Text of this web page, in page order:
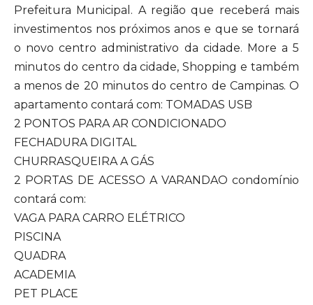
Prefeitura Municipal. A região que receberá mais
investimentos nos próximos anos e que se tornará
o novo centro administrativo da cidade. More a 5
minutos do centro da cidade, Shopping e também
a menos de 20 minutos do centro de Campinas. O
apartamento contará com: TOMADAS USB
2 PONTOS PARA AR CONDICIONADO
FECHADURA DIGITAL
CHURRASQUEIRA A GÁS
2 PORTAS DE ACESSO A VARANDAO condomínio
contará com:
VAGA PARA CARRO ELÉTRICO
PISCINA
QUADRA
ACADEMIA
PET PLACE